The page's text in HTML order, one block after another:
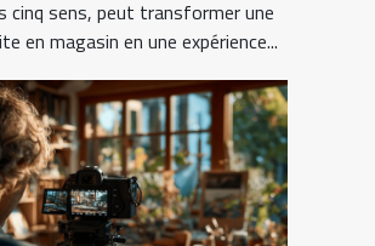
cinq sens, peut transformer une
en magasin en une expérience...